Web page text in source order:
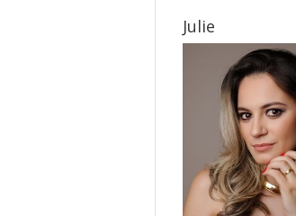
Julie